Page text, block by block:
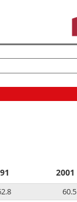
2001
60.5